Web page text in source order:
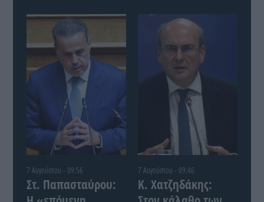
7 Αυγούστου - 09:56
Στ. Παπασταύρου:
7 Αυγούστου - 09:46
Κ. Χατζηδάκης: